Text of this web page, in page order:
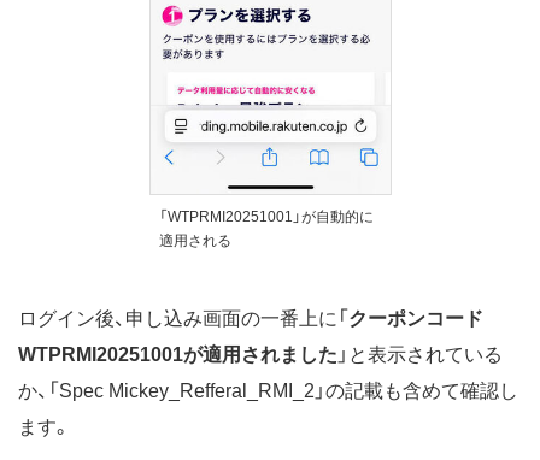
「WTPRMI20251001」が自動的に
適用される
ログイン後、申し込み画面の一番上に「 クーポンコード
WTPRMI20251001が適用されました 」と表示されている
か、「Spec Mickey_Refferal_RMI_2」の記載も含めて確認し
ます。